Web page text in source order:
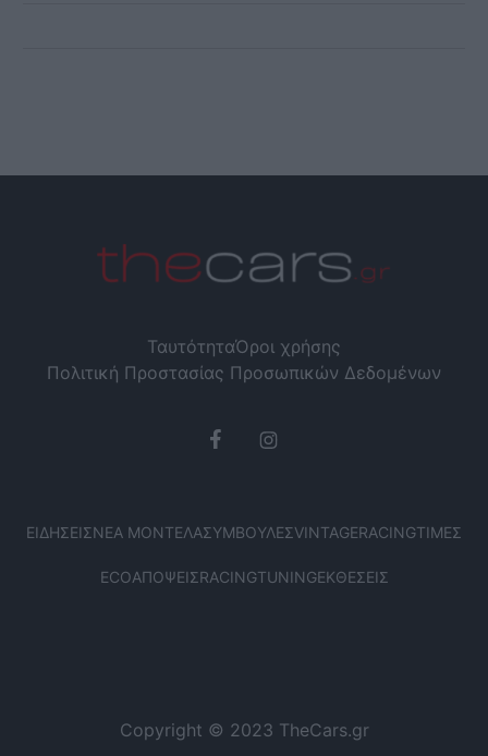
ΤαυτότηταΌροι χρήσης
Πολιτική Προστασίας Προσωπικών Δεδομένων
ΕΙΔΉΣΕΙΣΝΈΑ ΜΟΝΤΈΛΑΣΥΜΒΟΥΛΈΣVINTAGERACINGΤΙΜΈΣ
ECOΑΠΌΨΕΙΣRACINGTUNINGΕΚΘΈΣΕΙΣ
Copyright © 2023 TheCars.gr